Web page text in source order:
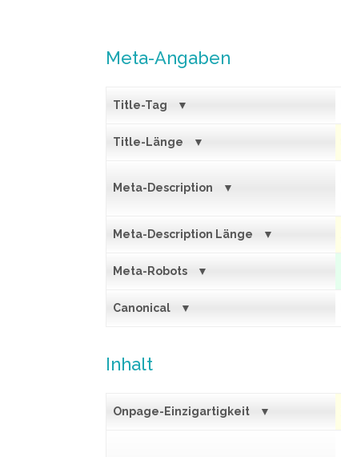
Meta-Angaben
Title-Tag
Title-Länge
Meta-Description
Meta-Description Länge
Meta-Robots
Canonical
Inhalt
Onpage-Einzigartigkeit